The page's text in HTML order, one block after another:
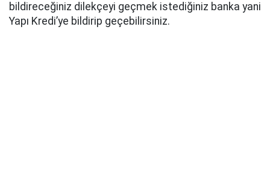
bildireceğiniz dilekçeyi geçmek istediğiniz banka yani
Yapı Kredi’ye bildirip geçebilirsiniz.